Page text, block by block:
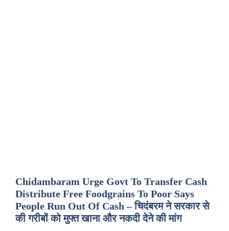
Chidambaram Urge Govt To Transfer Cash
Distribute Free Foodgrains To Poor Says
People Run Out Of Cash – चिदंबरम ने सरकार से
की गरीबों को मुफ्त खाना और नकदी देने की मांग